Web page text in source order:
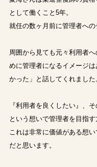
として働くこと5年。
就任の数ヶ月前に管理者への
周囲から見ても元々利用者
めに管理者になるイメージ
かった」と話してくれました
『利用者を良くしたい』、
という想いで管理者を目指
これは非常に価値がある想
だと思います。